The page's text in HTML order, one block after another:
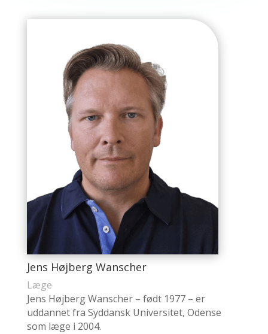
Jens Højberg Wanscher
Læge
Jens Højberg Wanscher – født 1977 – er
uddannet fra Syddansk Universitet, Odense
som læge i 2004.